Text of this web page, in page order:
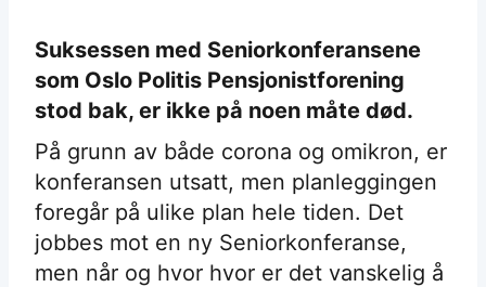
Suksessen med Seniorkonferansene
som Oslo Politis Pensjonistforening
stod bak, er ikke på noen måte død.
På grunn av både corona og omikron, er
konferansen utsatt, men planleggingen
foregår på ulike plan hele tiden. Det
jobbes mot en ny Seniorkonferanse,
men når og hvor hvor er det vanskelig å